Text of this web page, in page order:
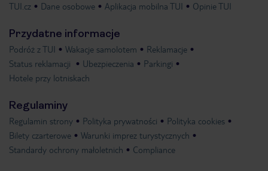
TUI.cz
Dane osobowe Aplikacja mobilna TUI Opinie TUI
Przydatne informacje
Podróż z TUI Wakacje samolotem
Reklamacje
Status reklamacji
Ubezpieczenia
Parkingi
Hotele przy lotniskach
Regulaminy
Regulamin strony Polityka prywatności
Polityka cookies
Bilety czarterowe
Warunki imprez turystycznych
Standardy ochrony małoletnich
Compliance